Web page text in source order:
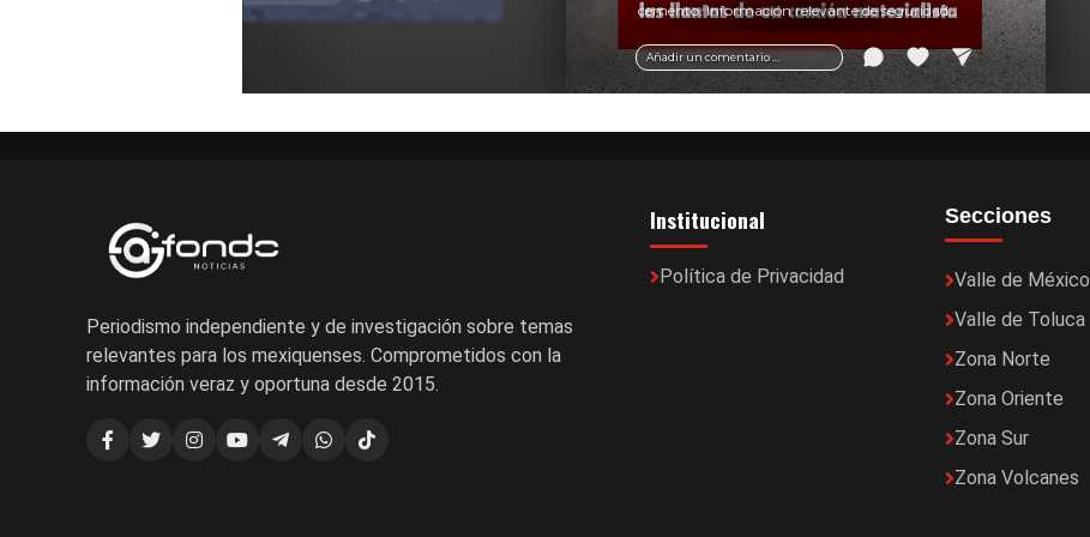
Añadir un comentario ...
cemento. Información relevante de seguridad
vial y recomendaciones para motociclistas.
Periodismo independiente y de investigación sobre temas
relevantes para los mexiquenses. Comprometidos con la
información veraz y oportuna desde 2015.
Institucional
Política de Privacidad
Secciones
Valle de México
Valle de Toluca
Zona Norte
Zona Oriente
Zona Sur
Zona Volcanes